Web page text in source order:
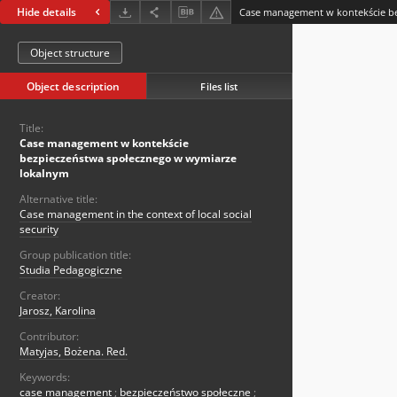
Hide details
Object structure
Object description Files list
Title:
Case management w kontekście
bezpieczeństwa społecznego w wymiarze
lokalnym
Alternative title:
Case management in the context of local social
security
Group publication title:
Studia Pedagogiczne
Creator:
Jarosz, Karolina
Contributor:
Matyjas, Bożena. Red.
Keywords:
case management ; bezpieczeństwo społeczne ;